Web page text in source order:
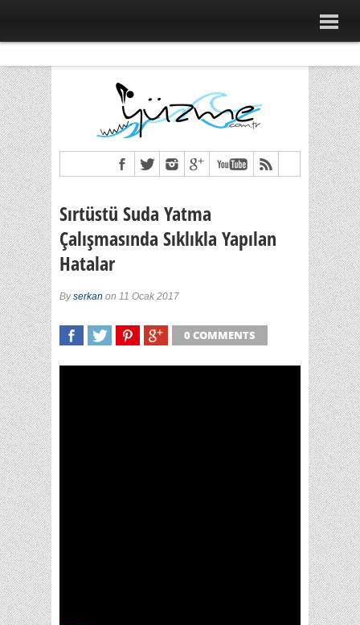
Sırtüstü Suda Yatma
Çalışmasında Sıklıkla Yapılan
Hatalar
Byserkan on 11 Ocak 2017
0 COMMENTS